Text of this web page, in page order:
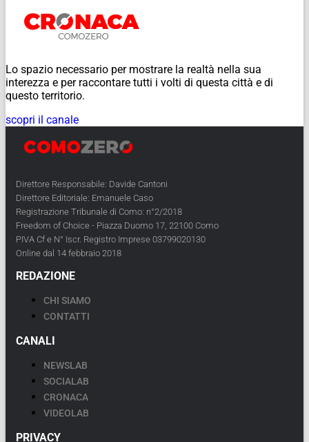
Lo spazio necessario per mostrare la realtà nella sua
interezza e per raccontare tutti i volti di questa città e di
questo territorio.
scopri il canale
Direttore Responsabile: Davide Cantoni
Direttore Editoriale: Emanuele Caso
Registrazione Tribunale di Como: n°2/2018
Freedom of Choice - Piazza Duomo 17, 22100 Como
PIVA Cf e N° Iscr. Registro Imprese 03799020130
Online dal 14 febbraio 2018
REDAZIONE
CHI SIAMO
CONTATTI
CANALI
NEWSLAB
SOCIALAB
CRONACA
VIDEOLAB
PRIVACY